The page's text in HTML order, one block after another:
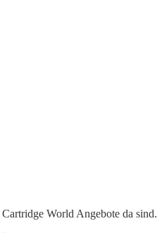
World Angebote da sind.